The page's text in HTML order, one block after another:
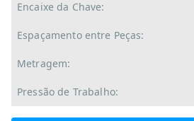
Encaixe da Chave:
Espaçamento entre Peças:
Metragem:
Pressão de Trabalho: